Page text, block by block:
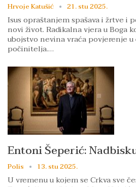
Hrvoje Katušić 21. stu 2025.
Isus opraštanjem spašava i žrtve i
novi život. Radikalna vjera u Boga
ubojstvo nevina vraća povjerenje u
počinitelja.…
Entoni Šeperić:
Polis 13. stu 2025.
U vremenu u kojem se Crkva sve